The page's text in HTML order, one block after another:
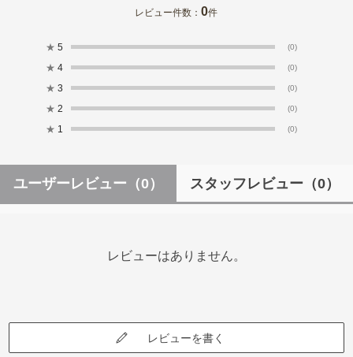
レビュー件数：0件
★ 5 (0)
★ 4 (0)
★ 3 (0)
★ 2 (0)
★ 1 (0)
ユーザーレビュー （0） スタッフレビュー （0）
レビューはありません。
レビューを書く